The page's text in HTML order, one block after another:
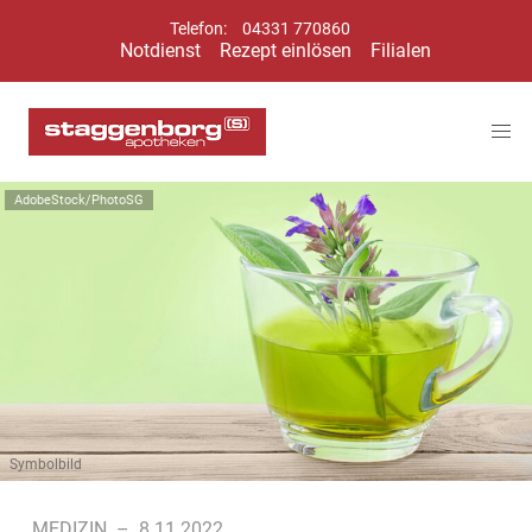
Telefon: 04331 770860
Notdienst Rezept einlösen Filialen
AdobeStock/PhotoSG
Symbolbild